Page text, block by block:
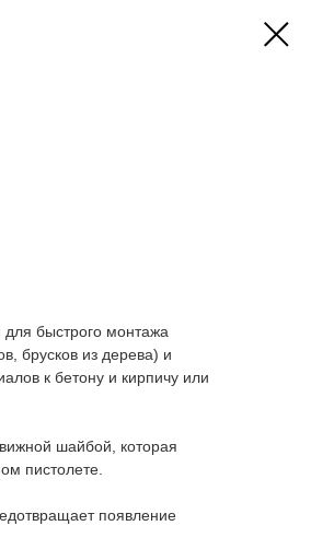
для быстрого монтажа
брусков из дерева) и
к бетону и кирпичу или
шайбой, которая
пистолете.
появление